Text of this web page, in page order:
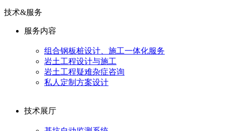
技术&服务
服务内容
组合钢板桩设计、施工一体化服务
岩土工程设计与施工
岩土工程疑难杂症咨询
私人定制方案设计
技术展厅